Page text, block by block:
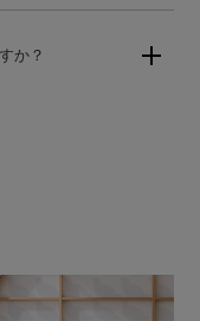
ただけます。
か？